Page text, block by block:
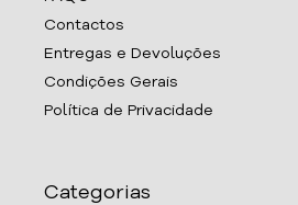
Contactos
Entregas e Devoluções
Condições Gerais
Política de Privacidade
Categorias